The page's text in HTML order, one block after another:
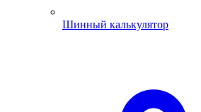
Шинный калькулятор